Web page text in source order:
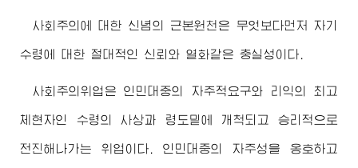
사회주의에 대한 신념의 근본원천은 무엇보다먼저 자기
수령 에 대한 절대적인 신뢰와 열화같은 충실성이다.
사회주의위업은 인민대중의 자주적요구와 리익의 최고
체현자인 수령 의 사상과 령도밑에 개척되고 승리적으로
전진해나가는 위업이다. 인민대중의 자주성을 옹호하고